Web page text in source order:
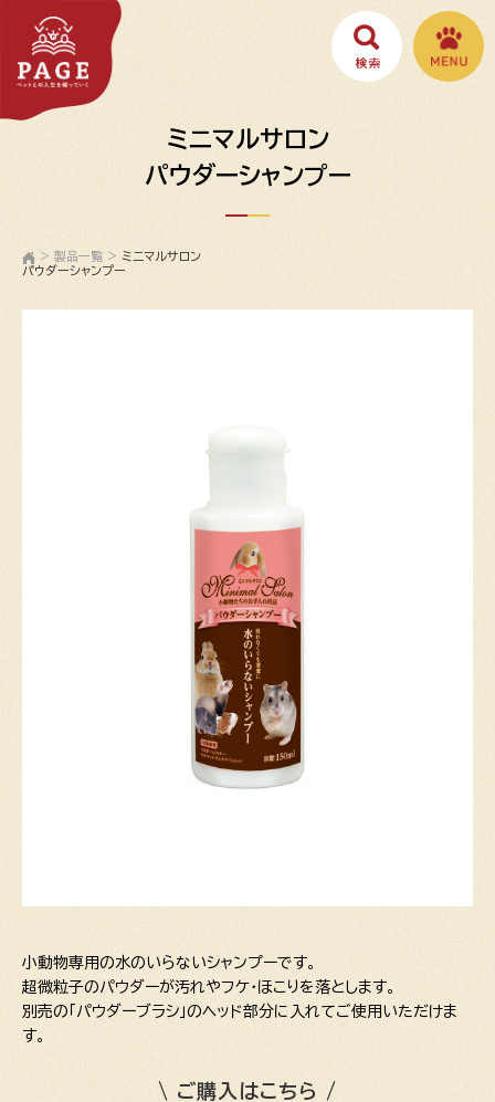
ミニマルサロン
パウダーシャンプー
> 製品一覧 > ミニマルサロン
パウダーシャンプー
小動物専用の水のいらないシャンプーです。
超微粒子のパウダーが汚れやフケ・ほこりを落とします。
別売の「パウダーブラシ」のヘッド部分に入れてご使用いただけま
す。
\ ご購入はこちら /